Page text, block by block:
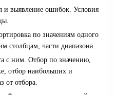
и выявление ошибок. Условия
по значениям одного
столбцам, части диапазона.
с ним. Отбор по значению,
отбор наибольших и
от отбора.